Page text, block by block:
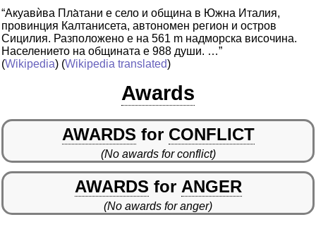
“Акуавѝва Пла̀тани е село и община в Южна Италия,
провинция Калтанисета, автономен регион и остров
Сицилия. Разположено е на 561 m надморска височина.
Населението на общината е 988 души. …”
(Wikipedia) (Wikipedia translated)
Awards
AWARDS for CONFLICT
(No awards for conflict)
AWARDS for ANGER
(No awards for anger)